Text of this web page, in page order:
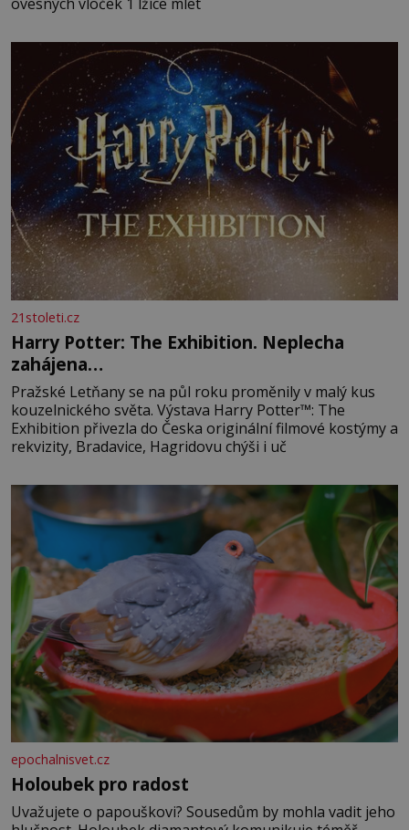
21stoleti.cz
Harry Potter: The Exhibition. Neplecha
zahájena…
Pražské Letňany se na půl roku proměnily v malý kus
kouzelnického světa. Výstava Harry Potter™: The
Exhibition přivezla do Česka originální filmové kostýmy a
rekvizity, Bradavice, Hagridovu chýši i uč
epochalnisvet.cz
Holoubek pro radost
Uvažujete o papouškovi? Sousedům by mohla vadit jeho